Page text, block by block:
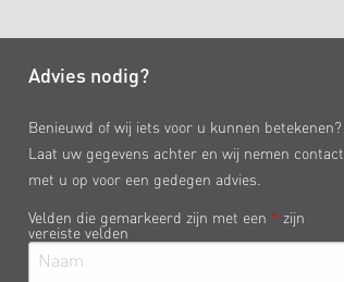
Advies nodig?
Benieuwd of wij iets voor u kunnen betekenen?
Laat uw gegevens achter en wij nemen contact
met u op voor een gedegen advies.
Velden die gemarkeerd zijn met een * zijn
vereiste velden